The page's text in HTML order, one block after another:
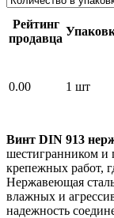
Рейтинг
продавца
0.00 1 шт
Винт DIN 913
шестигранником и
крепежных работ,
Нержавеющая
влажных и
надежность